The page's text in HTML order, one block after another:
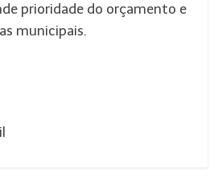
prioridade do orçamento e
municipais.